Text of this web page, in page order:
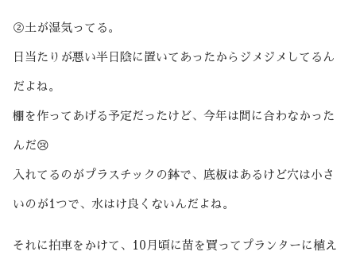
②土が湿気ってる。
日当たりが悪い半日陰に置いてあったからジメジメしてるん
だよね。
棚を作ってあげる予定だったけど、今年は間に合わなかった
んだ😢
入れてるのがプラスチックの鉢で、底板はあるけど穴は小さ
いのが1つで、水はけ良くないんだよね。
それに拍車をかけて、10月頃に苗を買ってプランターに植え